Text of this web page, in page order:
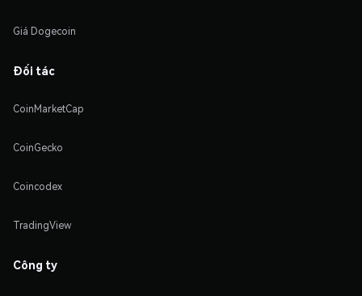
Giá Dogecoin
Đối tác
CoinMarketCap
CoinGecko
Coincodex
TradingView
Công ty